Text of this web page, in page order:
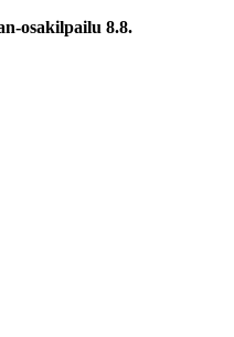
osakilpailu 8.8.